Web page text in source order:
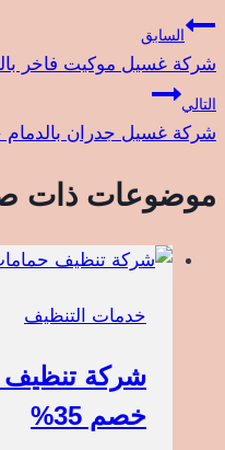
السابق
شركة غسيل موكيت فاخر
التالي
شركة غسيل جدران بالدمام
موضوعات ذات
خدمات التنظيف
شركة تنظيف
خصم 35%